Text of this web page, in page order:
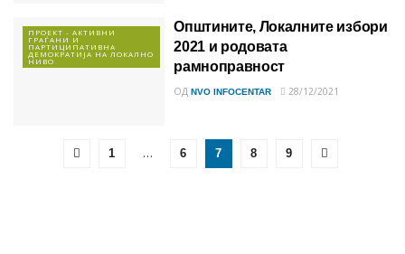
ПРОЕКТ - АКТИВНИ
ГРАЃАНИ И
ПАРТИЦИПАТИВНА
ДЕМОКРАТИЈА НА ЛОКАЛНО
НИВО
Општините, Локалните избори
2021 и родовата
рамноправност
ОД NVO INFOCENTAR 28/12/2021
1 … 6 7 8 9